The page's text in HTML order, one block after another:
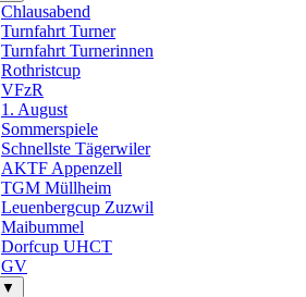
Chlausabend
Turnfahrt Turner
Turnfahrt Turnerinnen
Rothristcup
VFzR
1. August
Sommerspiele
Schnellste Tägerwiler
AKTF Appenzell
TGM Müllheim
Leuenbergcup Zuzwil
Maibummel
Dorfcup UHCT
GV
▼